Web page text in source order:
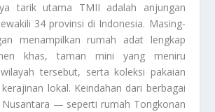
tarik utama TMII adalah anjungan
34 provinsi di Indonesia. Masing-
menampilkan rumah adat lengkap
khas, taman mini yang meniru
tersebut, serta koleksi pakaian
lokal. Keindahan dari berbagai
Nusantara — seperti rumah Tongkonan